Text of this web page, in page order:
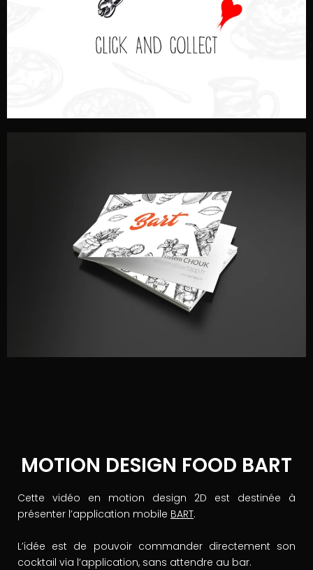
MOTION DESIGN FOOD BART
Cette vidéo en motion design 2D est destinée à
présenter l’application mobile BART.
L’idée est de pouvoir commander directement son
cocktail via l’application, sans attendre au bar.